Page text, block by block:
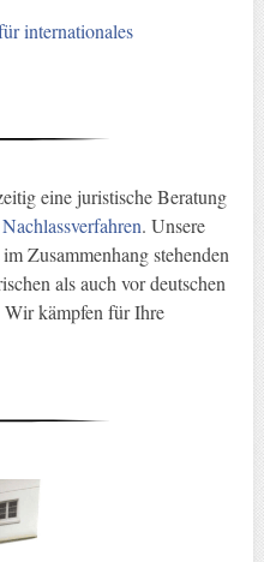
internationales
eine juristische Beratung
Nachlassverfahren. Unsere
Zusammenhang stehenden
als auch vor deutschen
kämpfen für Ihre